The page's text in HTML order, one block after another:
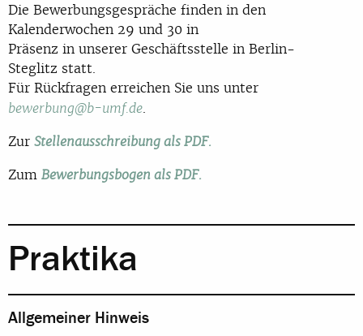
Die Bewerbungsgespräche finden in den
Kalenderwochen 29 und 30 in
Präsenz in unserer Geschäftsstelle in Berlin-
Steglitz statt.
Für Rückfragen erreichen Sie uns unter
bewerbung@b-umf.de.
Zur Stellenausschreibung als PDF.
Zum Bewerbungsbogen als PDF.
Praktika
Allgemeiner Hinweis